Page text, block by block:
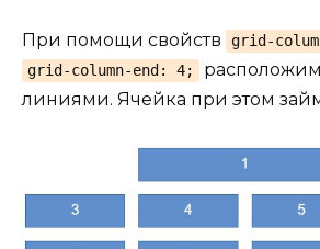
При помощи свойств grid-
grid-column-end: 4;
линиями. Ячейка при этом